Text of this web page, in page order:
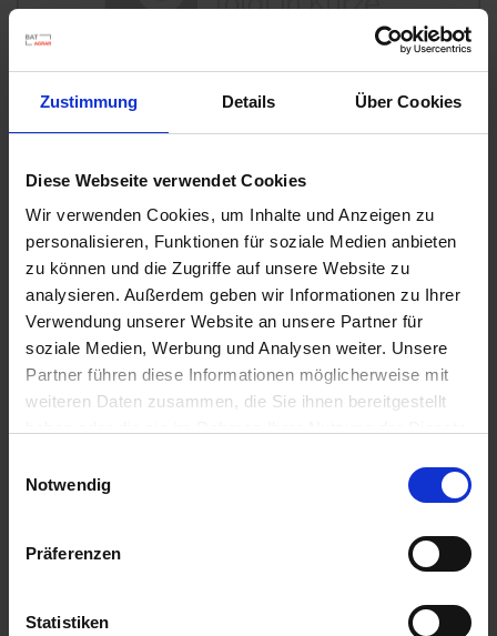
Zustimmung Details Über Cookies
Diese Webseite verwendet Cookies
Wir verwenden Cookies, um Inhalte und Anzeigen zu
personalisieren, Funktionen für soziale Medien anbieten
zu können und die Zugriffe auf unsere Website zu
analysieren. Außerdem geben wir Informationen zu Ihrer
Verwendung unserer Website an unsere Partner für
soziale Medien, Werbung und Analysen weiter. Unsere
Partner führen diese Informationen möglicherweise mit
weiteren Daten zusammen, die Sie ihnen bereitgestellt
Notwendig
Präferenzen
Statistiken
Substral Herbst-Rasendünger
Artikel-Nr.: 7000790-06-cfg
Ähnliche Produkte